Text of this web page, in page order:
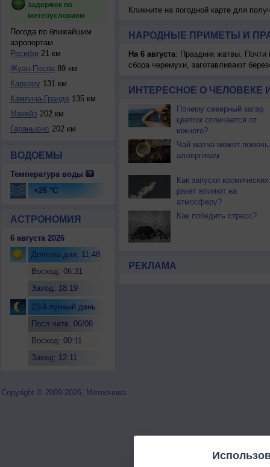
задержек по
метеоусловиям
Погода по ближайшим
аэропортам
Ресифи 21 км
Жуан-Песоа89 км
Каруару 131 км
Кампина-Гранде135 км
Макейо202 км
Гараньюнс 202 км
ВОДОЕМЫ
Температура воды
+26 °C
АСТРОНОМИЯ
6 августа 2026
Долгота дня: 11:48
Восход: 06:31
Заход: 18:19
23-й лунный день
Посл.четв. 06/08
Восход: 00:11
Заход: 12:11
Кликните на погодной карте для
НАРОДНЫЕ ПРИМЕТЫ И
На 6 августа: Праздник жатвы. Почти
сбора черемухи, заготавливают
ИНТЕРЕСНОЕ О ЧЕЛОВЕКЕ
Почему северный загар
цветом отличается от
южного?
Чай матча может помочь
аллергикам
Как запуски космических
ракет влияют на
атмосферу?
Как победить стресс?
РЕКЛАМА
Copyright © 2009-2026, Метеонова